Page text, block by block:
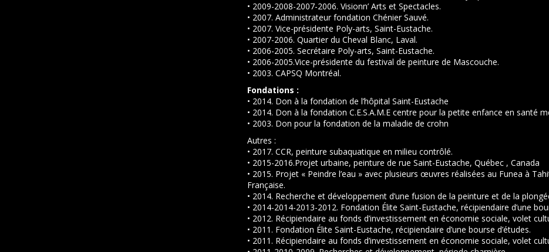
• 2009-2008-2007-2006. Visionn’ Arts et Spectacles.
• 2007. Administrateur fondation Chénier Sauvé.
• 2007. Vice-présidente Poly-arts, Saint-Eustache.
• 2007-2006. Quartier du Cheval Blanc, Laval.
• 2006-2005. Secrétaire Poly-arts, Saint-Eustache.
• 2006-2005.Vice-présidente du festival de peinture de Mascouche.
• 2003. CAPSQ Montréal.
Fondations :
• 2014. Don à la fondation de l’hôpital Saint-Eustache
• 2014. Don à la fondation C.E.S.A.M.E centre pour la petite enfance en santé
• 2003. Don pour la fondation de la maladie de crohn
Autres :
• 2017. CCR, peinture subaquatique en milieu contrôlé.
• 2015-2016.Projet urbaine, peinture de rue Saint-Eustache, Québec , Canada
• 2015. Projet « Peindre l’eau » avec plusieurs œuvres réalisées au Funea à
Française.
• 2014. Recherche et développement d’une fusion de la peinture et de la
• 2014-2014-2013-2012. Fondation Élite Saint-Eustache, récipiendaire d’une
• 2012. Récipiendaire au fonds d’investissement en économie sociale, volet
• 2011. Fondation Élite Saint-Eustache, récipiendaire d’une bourse d’études.
• 2011. Récipiendaire au fonds d’investissement en économie sociale, volet